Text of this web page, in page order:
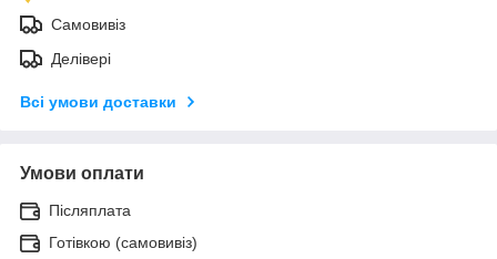
Самовивіз
Делівері
Всі умови доставки
Умови оплати
Післяплата
Готівкою (самовивіз)